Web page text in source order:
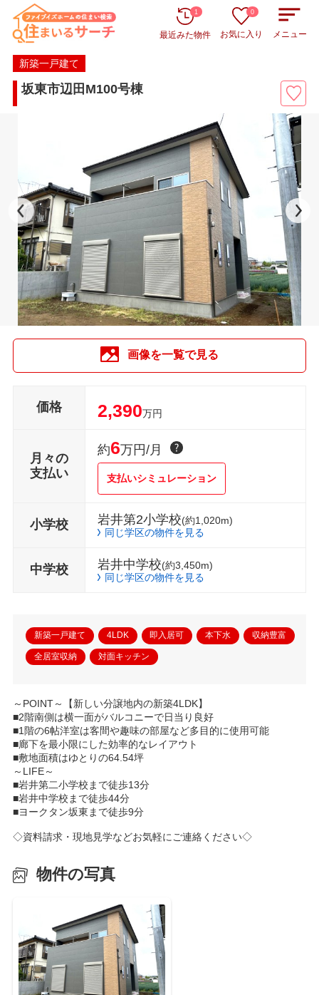
最近みた物件
1
お気に入り
0
メニュー
新築一戸建て
坂東市辺田M100号棟
画像を一覧で見る
価格 2,390万円
月々の
支払い
約6万円/月
支払いシミュレーション
小学校 岩井第2小学校(約1,020m)
同じ学区の物件を見る
中学校 岩井中学校(約3,450m)
同じ学区の物件を見る
新築一戸建て 4LDK 即入居可 本下水 収納豊富
全居室収納 対面キッチン
～POINT～【新しい分譲地内の新築4LDK】
■2階南側は横一面がバルコニーで日当り良好
■1階の6帖洋室は客間や趣味の部屋など多目的に使用可能
■廊下を最小限にした効率的なレイアウト
■敷地面積はゆとりの64.54坪
～LIFE～
■岩井第二小学校まで徒歩13分
■岩井中学校まで徒歩44分
■ヨークタン坂東まで徒歩9分
◇資料請求・現地見学などお気軽にご連絡ください◇
物件の写真